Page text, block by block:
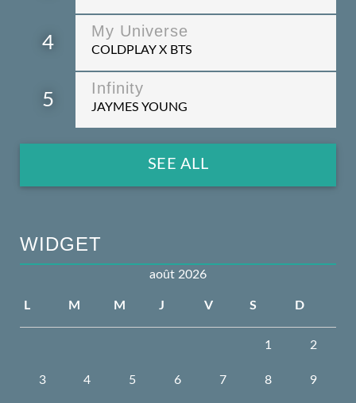
4
My Universe
COLDPLAY X BTS
5
Infinity
JAYMES YOUNG
SEE ALL
WIDGET
août 2026
L M M J V S D
1 2
3 4 5 6 7 8 9